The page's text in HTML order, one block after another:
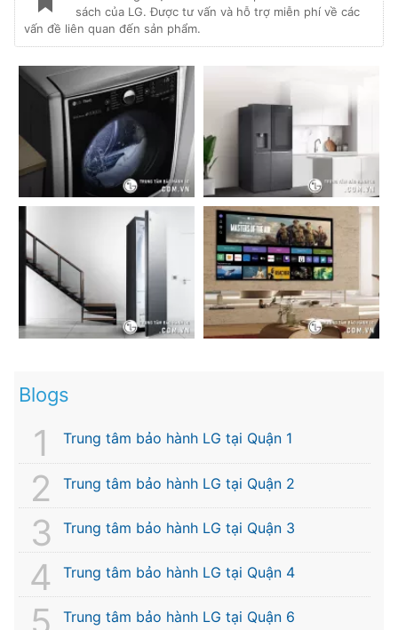
sách của LG. Được tư vấn và hỗ trợ miễn phí về các
vấn đề liên quan đến sản phẩm.
Blogs
Trung tâm bảo hành LG tại Quận 1
Trung tâm bảo hành LG tại Quận 2
Trung tâm bảo hành LG tại Quận 3
Trung tâm bảo hành LG tại Quận 4
Trung tâm bảo hành LG tại Quận 6